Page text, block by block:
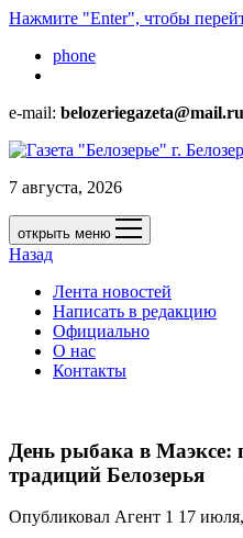
Нажмите "Enter", чтобы
phone
e-mail: belozeriegazeta@mail.ru
7 августа, 2026
открыть меню
Назад
Лента новостей
Написать в редакцию
Официально
О нас
Контакты
День рыбака в Маэксе:
традиций Белозерья
Опубликовал Агент 1 17